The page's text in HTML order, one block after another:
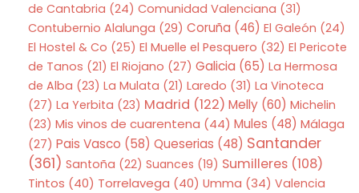
de Cantabria (24) Comunidad Valenciana (31)
Contubernio Alalunga (29) Coruña (46) El Galeón (24)
El Hostel & Co (25) El Muelle el Pesquero (32) El Pericote
de Tanos (21) El Riojano (27) Galicia (65) La Hermosa
de Alba (23) La Mulata (21) Laredo (31) La Vinoteca
(27) La Yerbita (23) Madrid (122) Melly(60) Michelin
(23) Mis vinos de cuarentena (44) Mules (48) Málaga
(27) Pais Vasco (58) Queserias (48) Santander
(361) Santoña (22) Suances (19) Sumilleres(108)
Tintos (40) Torrelavega (40) Umma (34) Valencia